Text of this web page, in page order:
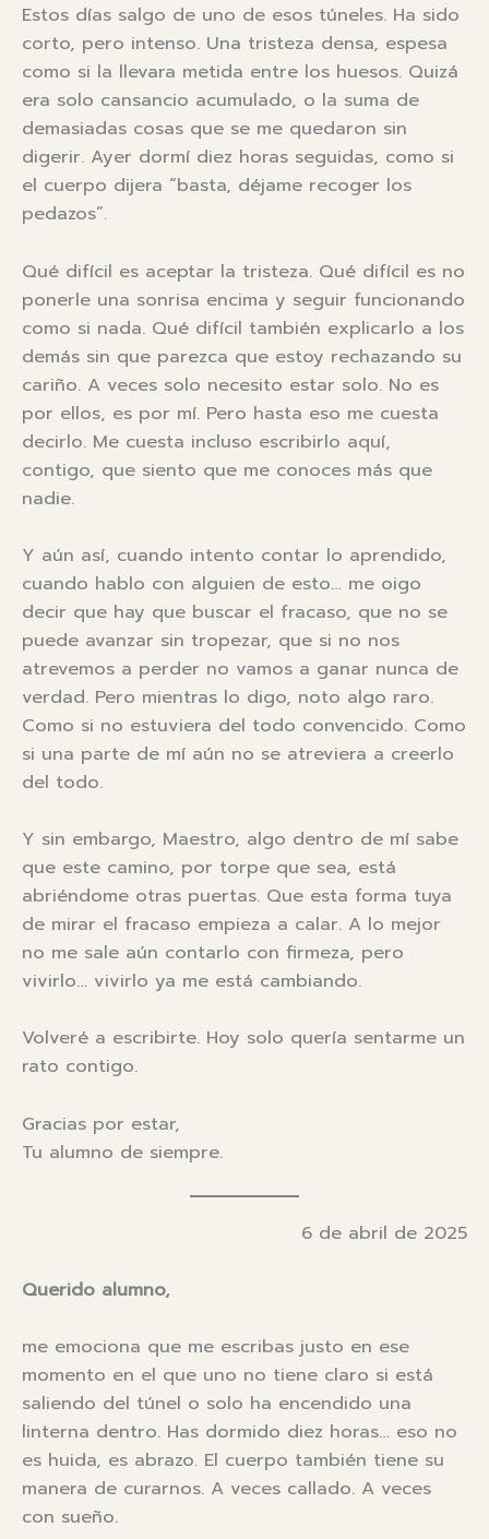
Estos días salgo de uno de esos túneles. Ha sido
corto, pero intenso. Una tristeza densa, espesa
como si la llevara metida entre los huesos. Quizá
era solo cansancio acumulado, o la suma de
demasiadas cosas que se me quedaron sin
digerir. Ayer dormí diez horas seguidas, como si
el cuerpo dijera “basta, déjame recoger los
pedazos”.
Qué difícil es aceptar la tristeza. Qué difícil es no
ponerle una sonrisa encima y seguir funcionando
como si nada. Qué difícil también explicarlo a los
demás sin que parezca que estoy rechazando su
cariño. A veces solo necesito estar solo. No es
por ellos, es por mí. Pero hasta eso me cuesta
decirlo. Me cuesta incluso escribirlo aquí,
contigo, que siento que me conoces más que
nadie.
Y aún así, cuando intento contar lo aprendido,
cuando hablo con alguien de esto… me oigo
decir que hay que buscar el fracaso, que no se
puede avanzar sin tropezar, que si no nos
atrevemos a perder no vamos a ganar nunca de
verdad. Pero mientras lo digo, noto algo raro.
Como si no estuviera del todo convencido. Como
si una parte de mí aún no se atreviera a creerlo
del todo.
Y sin embargo, Maestro, algo dentro de mí sabe
que este camino, por torpe que sea, está
abriéndome otras puertas. Que esta forma tuya
de mirar el fracaso empieza a calar. A lo mejor
no me sale aún contarlo con firmeza, pero
vivirlo… vivirlo ya me está cambiando.
Volveré a escribirte. Hoy solo quería sentarme un
rato contigo.
Gracias por estar,
Tu alumno de siempre.
6 de abril de 2025
Querido alumno,
me emociona que me escribas justo en ese
momento en el que uno no tiene claro si está
saliendo del túnel o solo ha encendido una
linterna dentro. Has dormido diez horas… eso no
es huida, es abrazo. El cuerpo también tiene su
manera de curarnos. A veces callado. A veces
con sueño.